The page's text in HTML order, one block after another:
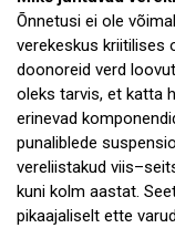
Õnnetusi ei ole
verekeskus kriitilises
doonoreid verd
oleks tarvis, et katta
erinevad
punaliblede
vereliistakud
kuni kolm aastat.
pikaajaliselt ette